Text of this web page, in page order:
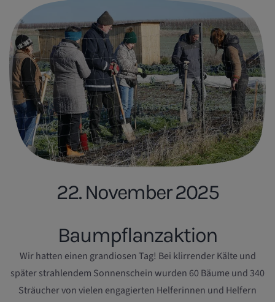
22. November 2025
Baumpflanzaktion
Wir hatten einen grandiosen Tag! Bei klirrender Kälte und
später strahlendem Sonnenschein wurden 60 Bäume und 340
Sträucher von vielen engagierten Helferinnen und Helfern